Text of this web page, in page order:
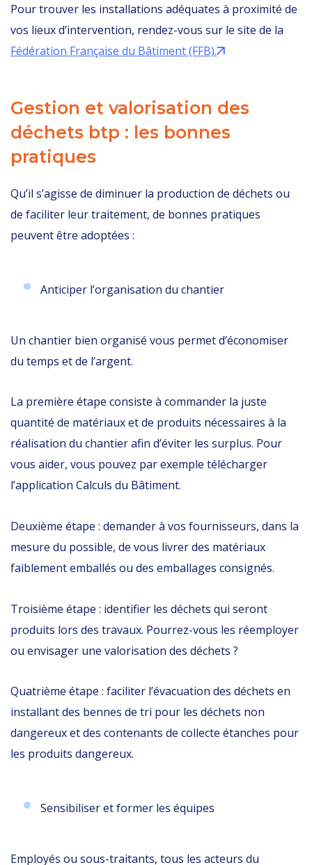
Pour trouver les installations adéquates à proximité de
vos lieux d’intervention, rendez-vous sur le site de la
Fédération Française du Bâtiment (FFB).
Gestion et valorisation des
déchets btp : les bonnes
pratiques
Qu’il s’agisse de diminuer la production de déchets ou
de faciliter leur traitement, de bonnes pratiques
peuvent être adoptées :
Anticiper l’organisation du chantier
Un chantier bien organisé vous permet d’économiser
du temps et de l’argent.
La première étape consiste à commander la juste
quantité de matériaux et de produits nécessaires à la
réalisation du chantier afin d’éviter les surplus. Pour
vous aider, vous pouvez par exemple télécharger
l’application Calculs du Bâtiment.
Deuxième étape : demander à vos fournisseurs, dans la
mesure du possible, de vous livrer des matériaux
faiblement emballés ou des emballages consignés.
Troisième étape : identifier les déchets qui seront
produits lors des travaux. Pourrez-vous les réemployer
ou envisager une valorisation des déchets ?
Quatrième étape : faciliter l’évacuation des déchets en
installant des bennes de tri pour les déchets non
dangereux et des contenants de collecte étanches pour
les produits dangereux.
Sensibiliser et former les équipes
Employés ou sous-traitants, tous les acteurs du